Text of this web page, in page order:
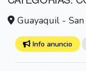
Guayaquil -
Info anuncio